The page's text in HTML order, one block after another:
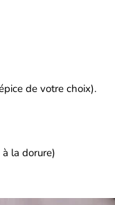
de votre choix).
la dorure)